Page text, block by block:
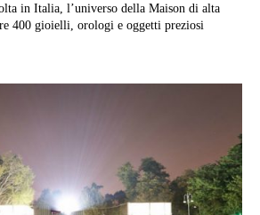
in Italia, l’universo della Maison di alta
400 gioielli, orologi e oggetti preziosi